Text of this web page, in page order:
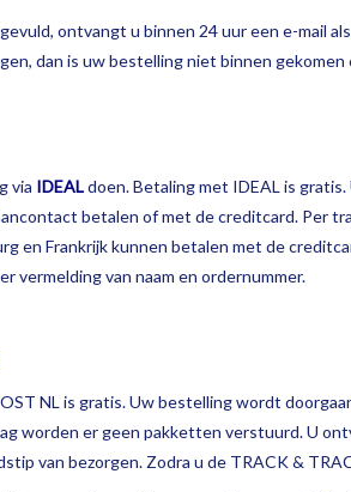
ontvangt u binnen 24 uur een e-mail
dan is uw bestelling niet binnen
via IDEALdoen. Betaling met IDEAL is
betalen of met de creditcard. Per
en Frankrijk kunnen betalen met de
vermelding van naam en ordernummer.
NL is gratis. Uw bestelling wordt
worden er geen pakketten verstuurd. U
van bezorgen. Zodra u de TRACK &